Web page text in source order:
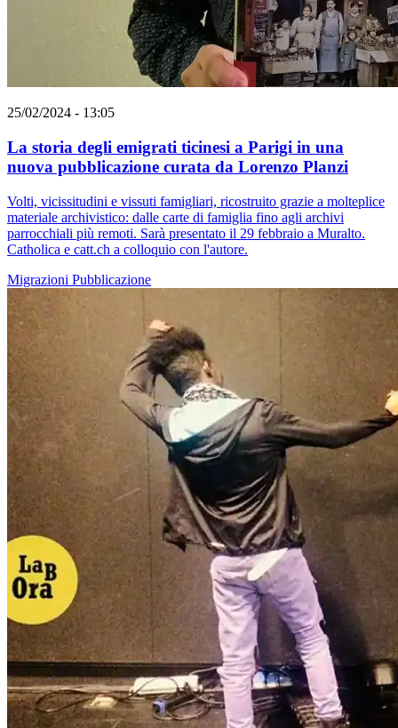
25/02/2024 - 13:05
La storia degli emigrati ticinesi a Parigi in una
nuova pubblicazione curata da Lorenzo Planzi
Volti, vicissitudini e vissuti famigliari, ricostruito grazie a molteplice
materiale archivistico: dalle carte di famiglia fino agli archivi
parrocchiali più remoti. Sarà presentato il 29 febbraio a Muralto.
Catholica e catt.ch a colloquio con l'autore.
Migrazioni Pubblicazione